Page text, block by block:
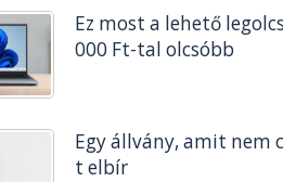
Ez most a lehető
000 Ft-tal olcsóbb
Egy állvány, amit nem
t elbír